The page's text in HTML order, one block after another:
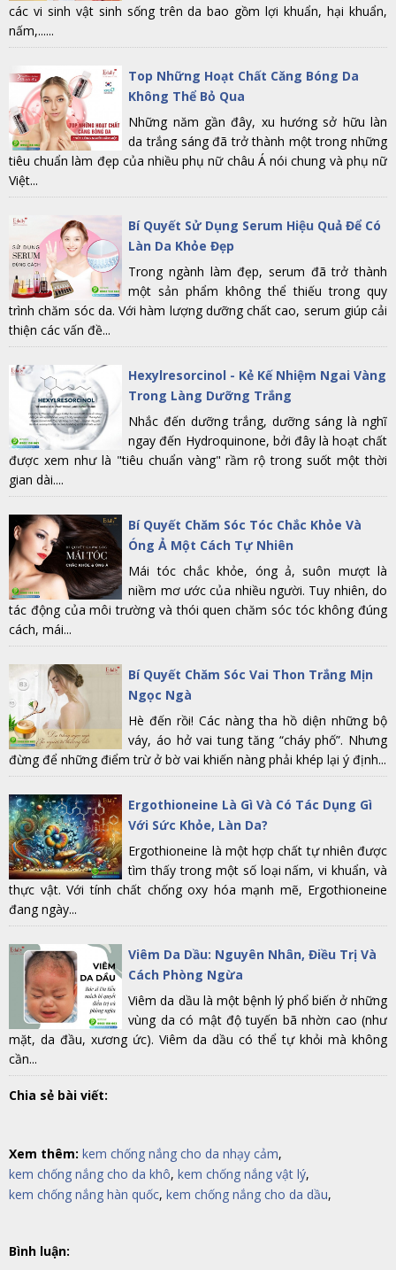
các vi sinh vật sinh sống trên da bao gồm lợi khuẩn, hại khuẩn,
nấm,......
Top Những Hoạt Chất Căng Bóng Da
Không Thể Bỏ Qua
Những năm gần đây, xu hướng sở hữu làn
da trắng sáng đã trở thành một trong những
tiêu chuẩn làm đẹp của nhiều phụ nữ châu Á nói chung và phụ nữ
Việt...
Bí Quyết Sử Dụng Serum Hiệu Quả Để Có
Làn Da Khỏe Đẹp
Trong ngành làm đẹp, serum đã trở thành
một sản phẩm không thể thiếu trong quy
trình chăm sóc da. Với hàm lượng dưỡng chất cao, serum giúp cải
thiện các vấn đề...
Hexylresorcinol - Kẻ Kế Nhiệm Ngai Vàng
Trong Làng Dưỡng Trắng
Nhắc đến dưỡng trắng, dưỡng sáng là nghĩ
ngay đến Hydroquinone, bởi đây là hoạt chất
được xem như là "tiêu chuẩn vàng" rầm rộ trong suốt một thời
gian dài....
Bí Quyết Chăm Sóc Tóc Chắc Khỏe Và
Óng Ả Một Cách Tự Nhiên
Mái tóc chắc khỏe, óng ả, suôn mượt là
niềm mơ ước của nhiều người. Tuy nhiên, do
tác động của môi trường và thói quen chăm sóc tóc không đúng
cách, mái...
Bí Quyết Chăm Sóc Vai Thon Trắng Mịn
Ngọc Ngà
Hè đến rồi! Các nàng tha hồ diện những bộ
váy, áo hở vai tung tăng “cháy phố”. Nhưng
đừng để những điểm trừ ở bờ vai khiến nàng phải khép lại ý định...
Ergothioneine Là Gì Và Có Tác Dụng Gì
Với Sức Khỏe, Làn Da?
Ergothioneine là một hợp chất tự nhiên được
tìm thấy trong một số loại nấm, vi khuẩn, và
thực vật. Với tính chất chống oxy hóa mạnh mẽ, Ergothioneine
đang ngày...
Viêm Da Dầu: Nguyên Nhân, Điều Trị Và
Cách Phòng Ngừa
Viêm da dầu là một bệnh lý phổ biến ở những
vùng da có mật độ tuyến bã nhờn cao (như
mặt, da đầu, xương ức). Viêm da dầu có thể tự khỏi mà không
cần...
Chia sẻ bài viết:
Xem thêm: kem chống nắng cho da nhạy cảm,
kem chống nắng cho da khô, kem chống nắng vật lý,
kem chống nắng hàn quốc, kem chống nắng cho da dầu,
Bình luận: